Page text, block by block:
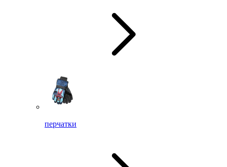
перчатки